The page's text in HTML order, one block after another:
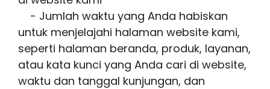
- Jumlah waktu yang Anda habiskan
untuk menjelajahi halaman website kami,
seperti halaman beranda, produk, layanan,
atau kata kunci yang Anda cari di website,
waktu dan tanggal kunjungan, dan